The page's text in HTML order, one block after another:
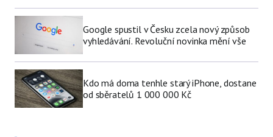
Google spustil v Česku zcela nový způsob
vyhledávání. Revoluční novinka mění vše
Kdo má doma tenhle starý iPhone, dostane
od sběratelů 1 000 000 Kč